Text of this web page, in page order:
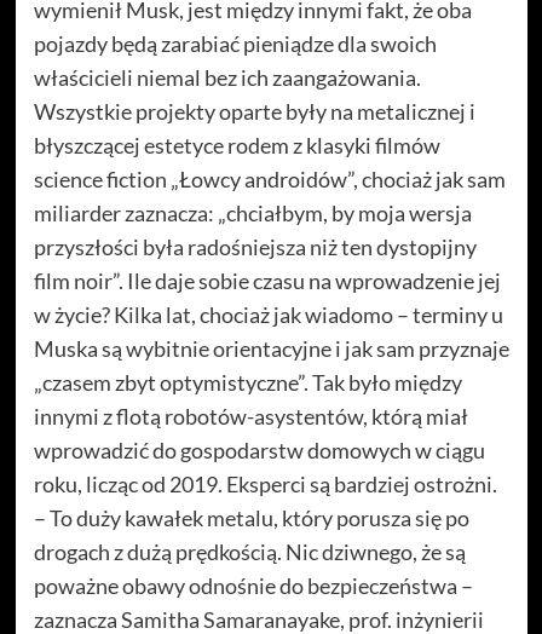
wymienił Musk, jest między innymi fakt, że oba
pojazdy będą zarabiać pieniądze dla swoich
właścicieli niemal bez ich zaangażowania.
Wszystkie projekty oparte były na metalicznej i
błyszczącej estetyce rodem z klasyki filmów
science fiction „Łowcy androidów”, chociaż jak sam
miliarder zaznacza: „chciałbym, by moja wersja
przyszłości była radośniejsza niż ten dystopijny
film noir”. Ile daje sobie czasu na wprowadzenie jej
w życie? Kilka lat, chociaż jak wiadomo – terminy u
Muska są wybitnie orientacyjne i jak sam przyznaje
„czasem zbyt optymistyczne”. Tak było między
innymi z flotą robotów-asystentów, którą miał
wprowadzić do gospodarstw domowych w ciągu
roku, licząc od 2019. Eksperci są bardziej ostrożni.
– To duży kawałek metalu, który porusza się po
drogach z dużą prędkością. Nic dziwnego, że są
poważne obawy odnośnie do bezpieczeństwa –
zaznacza Samitha Samaranayake, prof. inżynierii